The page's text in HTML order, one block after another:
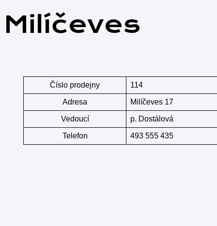
Milíčeves
Číslo prodejny 114
Adresa Milíčeves 17
Vedoucí p. Dostálová
Telefon 493 555 435